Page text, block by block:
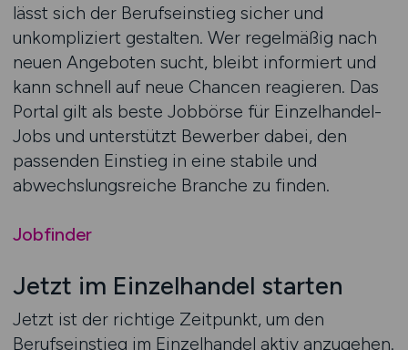
lässt sich der Berufseinstieg sicher und
unkompliziert gestalten. Wer regelmäßig nach
neuen Angeboten sucht, bleibt informiert und
kann schnell auf neue Chancen reagieren. Das
Portal gilt als beste Jobbörse für Einzelhandel-
Jobs und unterstützt Bewerber dabei, den
passenden Einstieg in eine stabile und
abwechslungsreiche Branche zu finden.
Jobfinder
Jetzt im Einzelhandel starten
Jetzt ist der richtige Zeitpunkt, um den
Berufseinstieg im Einzelhandel aktiv anzugehen.